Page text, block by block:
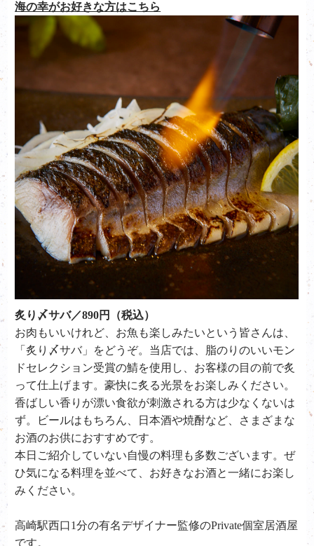
海の幸がお好きな方はこちら
炙り〆サバ／890円（税込）
お肉もいいけれど、お魚も楽しみたいという皆さんは、
「炙り〆サバ」をどうぞ。当店では、脂のりのいいモン
ドセレクション受賞の鯖を使用し、お客様の目の前で炙
って仕上げます。豪快に炙る光景をお楽しみください。
香ばしい香りが漂い食欲が刺激される方は少なくないは
ず。ビールはもちろん、日本酒や焼酎など、さまざまな
お酒のお供におすすめです。
本日ご紹介していない自慢の料理も多数ございます。ぜ
ひ気になる料理を並べて、お好きなお酒と一緒にお楽し
みください。
高崎駅西口1分の有名デザイナー監修のPrivate個室居酒屋
です。